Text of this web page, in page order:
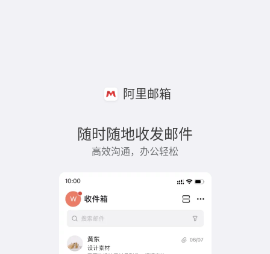
阿里邮箱
随时随地收发邮件
高效沟通，办公轻松